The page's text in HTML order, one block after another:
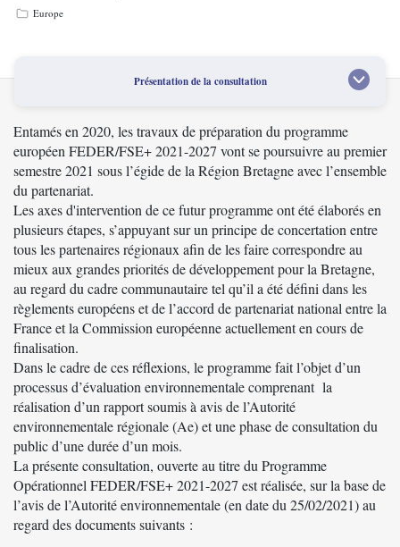
Europe
Présentation de la consultation
Entamés en 2020, les travaux de préparation du programme
européen FEDER/FSE+ 2021-2027 vont se poursuivre au premier
semestre 2021 sous l’égide de la Région Bretagne avec l’ensemble
du partenariat.
Les axes d'intervention de ce futur programme ont été élaborés en
plusieurs étapes, s’appuyant sur un principe de concertation entre
tous les partenaires régionaux afin de les faire correspondre au
mieux aux grandes priorités de développement pour la Bretagne,
au regard du cadre communautaire tel qu’il a été défini dans les
règlements européens et de l’accord de partenariat national entre la
France et la Commission européenne actuellement en cours de
finalisation.
Dans le cadre de ces réflexions, le programme fait l’objet d’un
processus d’évaluation environnementale comprenant la
réalisation d’un rapport soumis à avis del’Autorité
environnementale régionale(Ae) et une phase de consultation du
public d’une durée d’un mois.
La présente consultation, ouverte au titre du Programme
Opérationnel FEDER/FSE+ 2021-2027 est réalisée, sur la base de
l’avis de l’Autorité environnementale (en date du 25/02/2021) au
regard des documents suivants :